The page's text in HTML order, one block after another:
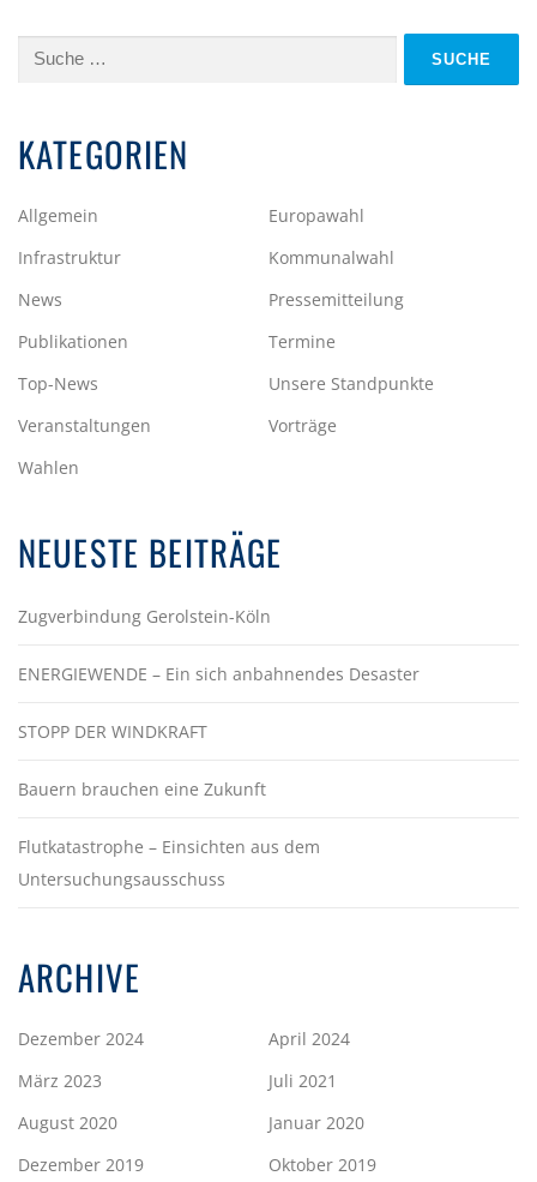
Suche
KATEGORIEN
Allgemein
Europawahl
Infrastruktur
Kommunalwahl
News
Pressemitteilung
Publikationen
Termine
Top-News
Unsere Standpunkte
Veranstaltungen
Vorträge
Wahlen
NEUESTE BEITRÄGE
Zugverbindung Gerolstein-Köln
ENERGIEWENDE – Ein sich anbahnendes Desaster
STOPP DER WINDKRAFT
Bauern brauchen eine Zukunft
Flutkatastrophe – Einsichten aus dem
Untersuchungsausschuss
ARCHIVE
Dezember 2024
April 2024
März 2023
Juli 2021
August 2020
Januar 2020
Dezember 2019
Oktober 2019